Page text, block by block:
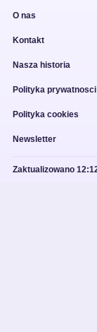
O nas
Kontakt
Nasza historia
Polityka prywatnosci
Polityka cookies
Newsletter
Zaktualizowano